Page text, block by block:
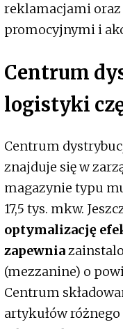
reklamacjami oraz
promocyjnymi i
Centrum
logistyki
Centrum
znajduje się w
magazynie typu
17,5 tys. mkw.
optymalizację
zapewnia
(mezzanine) o
Centrum
artykułów różnego